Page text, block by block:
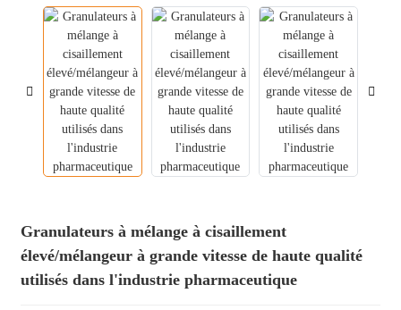
Granulateurs à mélange à cisaillement
élevé/mélangeur à grande vitesse de haute qualité
utilisés dans l'industrie pharmaceutique